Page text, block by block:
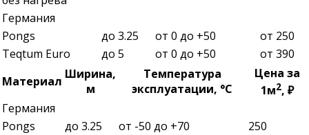
Германия
Pongs
до 3.25 от 0 до +50
от 250
Teqtum Euro
до 5 от 0 до +50
от 390
Материал Ширина,
м
Температура
эксплуатации, °С
Цена за
1м2, ₽
Германия
Pongs
до 3.25 от -50 до +70
250